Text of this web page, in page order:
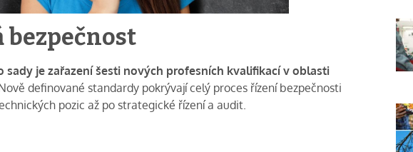
sady je zařazení šesti nových profesních kvalifikací v oblasti
definované standardy pokrývají celý proces řízení bezpečnosti
pozic až po strategické řízení a audit.